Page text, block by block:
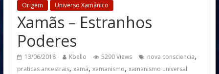
Origem Universo Xamânico
Xamãs – Estranhos
Poderes
13/06/2018 Kbello 5290 Views nova consciencia,
praticas ancestrais, xamã, xamanismo, xamanismo universal